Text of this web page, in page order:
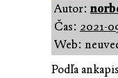
Autor:
Čas: 2021-
Web:
Podľa